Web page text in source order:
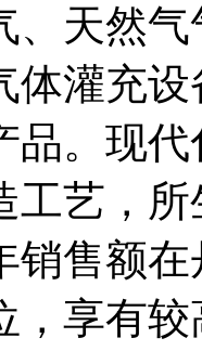
、天然
体灌充
品。现
工艺，
销售额
，享有